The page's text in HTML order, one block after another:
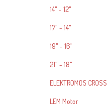
14" - 12"
17" - 14"
19" - 16"
21" - 18"
ELEKTROMOS CROSS
LEM Motor